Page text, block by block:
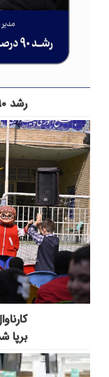
رشد ۹۰ درصدی پرتفوی ثالث در نیمه اول امسال
برپا